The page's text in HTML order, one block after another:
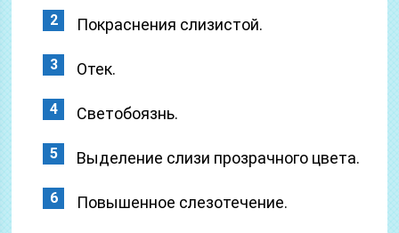
Покраснения слизистой.
Отек.
Светобоязнь.
Выделение слизи прозрачного цвета.
Повышенное слезотечение.